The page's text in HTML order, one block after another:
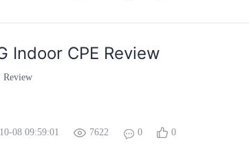
Indoor CPE Review
Review
08 09:59:01 7622 0 0